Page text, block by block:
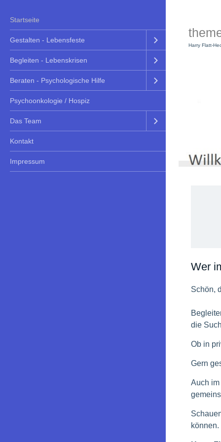
Startseite
Gestalten - Lebensfeste
Begleiten - Lebenskrisen
Beraten - Psychologische Hilfe
Psychoonkologie / Hospiz
Das Team
Kontakt
Impressum
Harry Flatt-
Wer
Schön,
die
Ob in
Gern
Auch
können.